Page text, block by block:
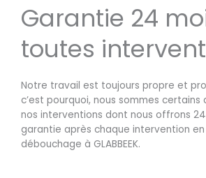
Garantie 24
toutes
Notre travail est toujours propre et
c’est pourquoi, nous sommes
nos interventions dont nous offrons
garantie après chaque intervention
débouchage à GLABBEEK.